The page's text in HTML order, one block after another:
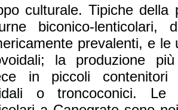
culturale. Tipiche della
biconico-lenticolari,
prevalenti, e
la produzione
in piccoli
o troncoconici. Le